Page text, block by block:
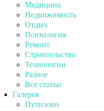
Медицина
Недвижимость
Отдых
Психология
Ремонт
Строительство
Технологии
Разное
Все статьи
Галерея
Путилово